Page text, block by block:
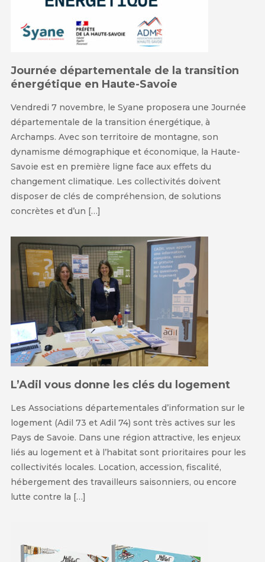
Journée départementale de la transition
énergétique en Haute-Savoie
Vendredi 7 novembre, le Syane proposera une Journée
départementale de la transition énergétique, à
Archamps. Avec son territoire de montagne, son
dynamisme démographique et économique, la Haute-
Savoie est en première ligne face aux effets du
changement climatique. Les collectivités doivent
disposer de clés de compréhension, de solutions
concrètes et d’un […]
L’Adil vous donne les clés du logement
Les Associations départementales d’information sur le
logement (Adil 73 et Adil 74) sont très actives sur les
Pays de Savoie. Dans une région attractive, les enjeux
liés au logement et à l’habitat sont prioritaires pour les
collectivités locales. Location, accession, fiscalité,
hébergement des travailleurs saisonniers, ou encore
lutte contre la […]